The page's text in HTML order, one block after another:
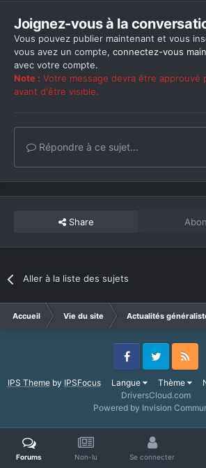
Joignez-vous à la
Vous pouvez publier maintenant et vous
vous avez un compte, connectez-vous
avec votre compte.
Note : Votre message devra être approuvé
avant d'être visible.
Répondre à ce sujet...
Share
Aller à la liste des sujets
Accueil Vie du site Actualités
IPS Themeby IPSFocus Langue Thème
FacebookTwitter RSS
DriversCloud.com
Powered by Invision
Forums Non-lu Se connecter